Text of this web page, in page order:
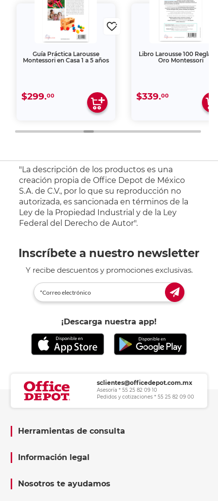
Guía Práctica Larousse
Montessori en Casa 1 a 5 años
$299.00
Libro Larousse 100 Reglas
Oro Montessori
$339.00
"La descripción de los productos es una
creación propia de Office Depot de México
S.A. de C.V., por lo que su reproducción no
autorizada, es sancionada en términos de la
Ley de la Propiedad Industrial y de la Ley
Federal del Derecho de Autor".
Inscríbete a nuestro newsletter
Y recibe descuentos y promociones exclusivas.
¡Descarga nuestra app!
sclientes@officedepot.com.mx
Asesoría * 55 25 82 09 10
Pedidos y cotizaciones * 55 25 82 09 00
Herramientas de consulta
Información legal
Nosotros te ayudamos